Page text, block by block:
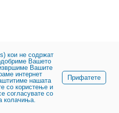
кои не содржат
Вашето
Вашите
интернет
нашата
со користење и
согласувате со
колачиња.
Прифатете